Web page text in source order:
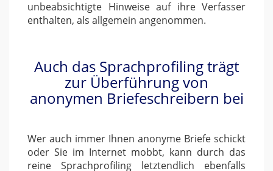
unbeabsichtigte Hinweise auf ihre Verfasser
enthalten, als allgemein angenommen.
Auch das Sprachprofiling trägt
zur Überführung von
anonymen Briefeschreibern bei
Wer auch immer Ihnen anonyme Briefe schickt
oder Sie im Internet mobbt, kann durch das
reine Sprachprofiling letztendlich ebenfalls